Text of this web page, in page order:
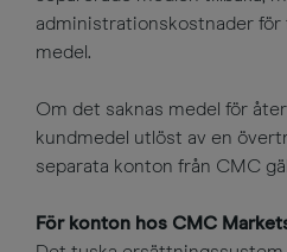
administrationskostnader för
medel.
Om det saknas medel för
kundmedel utlöst av en
separata konton från CMC
För konton hos CMC